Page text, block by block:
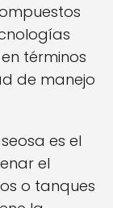
términos
de manejo
es el
el
o tanques